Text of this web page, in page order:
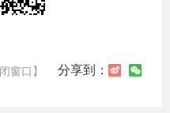
窗口】 分享到：